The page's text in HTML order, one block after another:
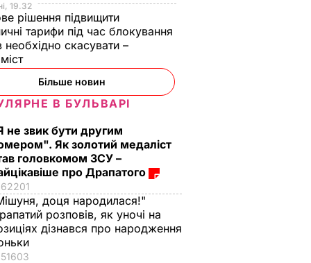
19.32
рішення підвищити
тарифи під час блокування
необхідно скасувати –
Більше новин
В БУЛЬВАРІ
не звик бути другим
Як золотий медаліст
головкомом ЗСУ –
про Драпатого
62201
доця народилася!"
розповів, як уночі на
дізнався про народження
51603